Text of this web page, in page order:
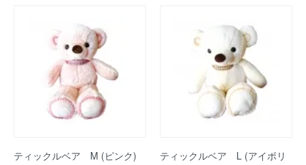
ティックルベア M (ピンク)
ティックルベア L (アイボリ